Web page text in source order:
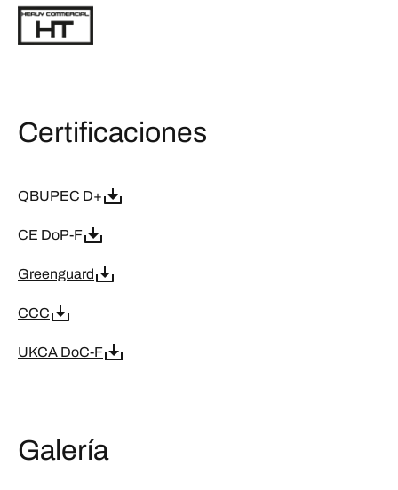
Certificaciones
QBUPEC D+
CE DoP-F
Greenguard
CCC
UKCA DoC-F
Galería